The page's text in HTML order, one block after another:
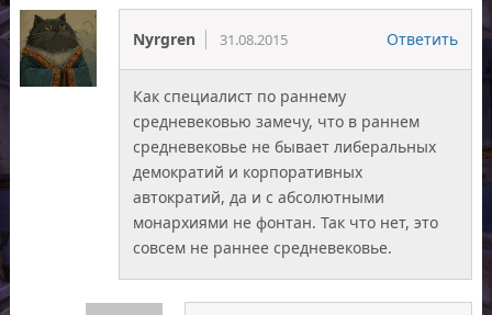
Nyrgren 31.08.2015 Ответить
Как специалист по раннему
средневековью замечу, что в раннем
средневековье не бывает либеральных
демократий и корпоративных
автократий, да и с абсолютными
монархиями не фонтан. Так что нет, это
совсем не раннее средневековье.